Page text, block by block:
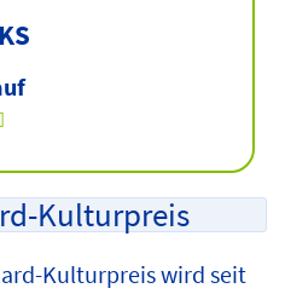
Kulturpreis
Kulturpreis wird seit